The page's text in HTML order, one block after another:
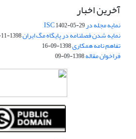
آخرین اخبار
نمایه مجله در ISC1402-05-29
نمایه شدن فصلنامه در پایگاه مگ ایران1398-11-09
تفاهم نامه همکاری1398-09-16
فراخوان مقاله1398-09-09